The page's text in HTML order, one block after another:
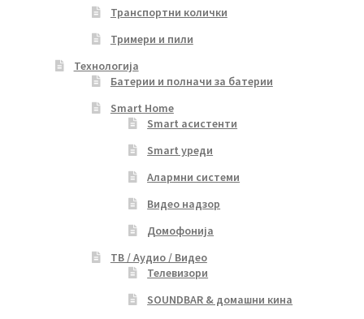
Транспортни колички
Тримери и пили
Технологија
Батерии и полначи за батерии
Smart Home
Smart асистенти
Smart уреди
Алармни системи
Видео надзор
Домофонија
ТВ / Аудио / Видео
Телевизори
SOUNDBAR & домашни кина